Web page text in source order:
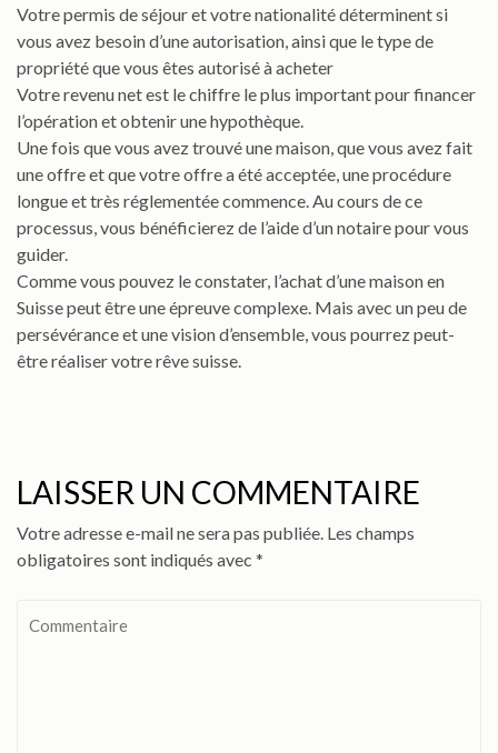
Votre permis de séjour et votre nationalité déterminent si
vous avez besoin d’une autorisation, ainsi que le type de
propriété que vous êtes autorisé à acheter
Votre revenu net est le chiffre le plus important pour financer
l’opération et obtenir une hypothèque.
Une fois que vous avez trouvé une maison, que vous avez fait
une offre et que votre offre a été acceptée, une procédure
longue et très réglementée commence. Au cours de ce
processus, vous bénéficierez de l’aide d’un notaire pour vous
guider.
Comme vous pouvez le constater, l’achat d’une maison en
Suisse peut être une épreuve complexe. Mais avec un peu de
persévérance et une vision d’ensemble, vous pourrez peut-
être réaliser votre rêve suisse.
LAISSER UN COMMENTAIRE
Votre adresse e-mail ne sera pas publiée. Les champs
obligatoires sont indiqués avec *